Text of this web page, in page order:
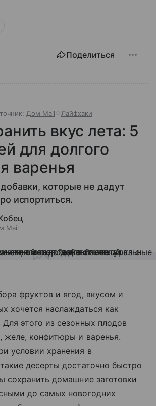
Поделиться
Дом Mail Лайфхаки
вкус лета: 5
для долгого
варенья
которые не дадут
испортиться.
Mail
фруктов и ягод, вкусом и
хочется наслаждаться как
этого из сезонных плодов
желе, конфитюры и варенья.
условии хранения в
десерты достаточно быстро
сохранить домашние заготовки
до самых новогодних